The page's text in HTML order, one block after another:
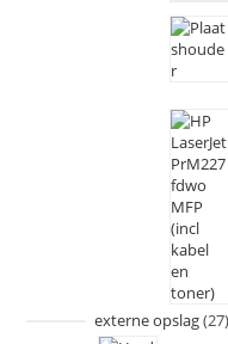
externe opslag 27